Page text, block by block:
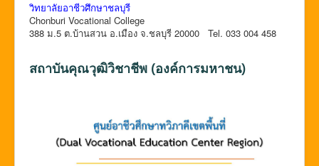
วิทยาลัยอาชีวศึกษาชลบุรี
Chonburi Vocational College
388 ม.5 ต.บ้านสวน อ.เมือง จ.ชลบุรี 20000 Tel. 033 004 458
สถาบันคุณวุฒิวิชาชีพ (องค์การมหาชน)